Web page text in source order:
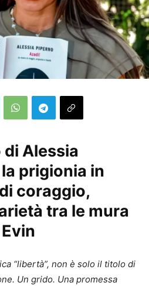
di Alessia
prigionia in
coraggio,
tra le mura
“libertà”, non è solo il titolo di
Un grido. Una promessa